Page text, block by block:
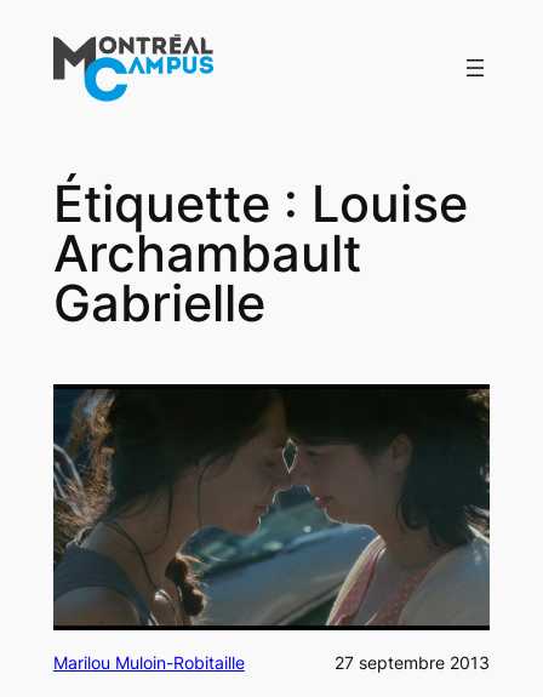
contenu
Étiquette : Louise
Archambault
Gabrielle
Marilou Muloin-Robitaille 27 septembre 2013